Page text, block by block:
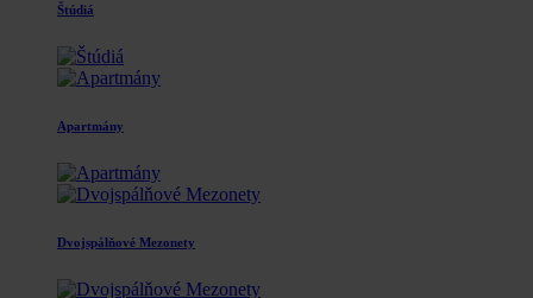
Štúdiá
Apartmány
Dvojspálňové Mezonety